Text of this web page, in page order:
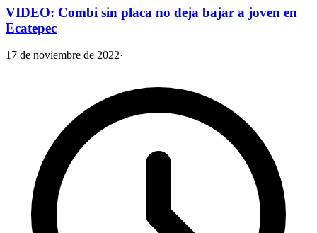
VIDEO: Combi sin placa no deja bajar a joven en
Ecatepec
17 de noviembre de 2022·